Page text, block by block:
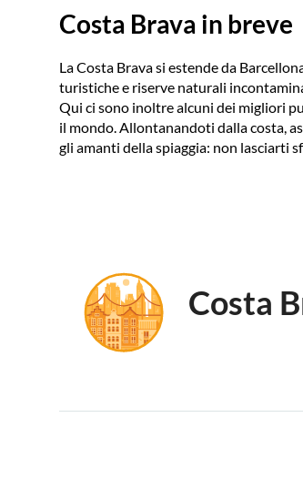
Costa Brava in breve
La Costa Brava si estende da
turistiche e riserve naturali
Qui ci sono inoltre alcuni dei migliori
il mondo. Allontanandoti dalla costa,
gli amanti della spiaggia: non lasciarti
Costa